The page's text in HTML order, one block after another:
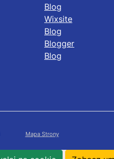
Blog
Wixsite
Blog
Blogger
Blog
Mapa Strony